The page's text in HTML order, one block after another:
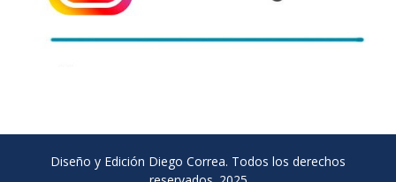
Diseño y Edición Diego Correa. Todos los derechos